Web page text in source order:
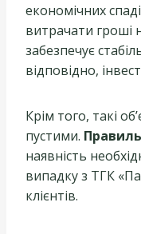
економічних
витрачати гроші
забезпечує
відповідно,
Крім того, такі
пустими.
наявність
випадку з ТГК
клієнтів.